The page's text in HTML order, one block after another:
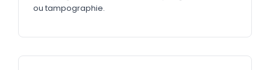
ou tampographie.